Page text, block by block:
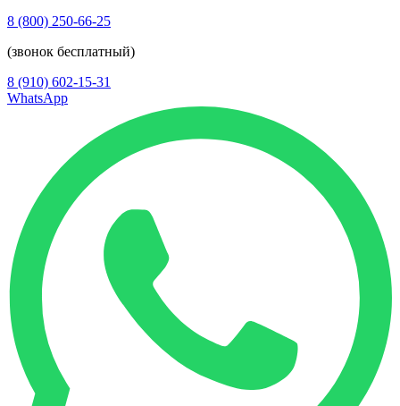
8 (800) 250-66-25
(звонок бесплатный)
8 (910) 602-15-31
WhatsApp